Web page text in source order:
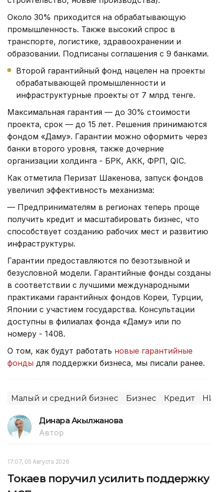
Около 30% приходится на обрабатывающую
промышленность. Также высокий спрос в
транспорте, логистике, здравоохранении и
образовании. Подписаны соглашения с 9 банками.
Второй гарантийный фонд нацелен на проекты
обрабатывающей промышленности и
инфраструктурные проекты от 7 млрд тенге.
Максимальная гарантия — до 30% стоимости
проекта, срок — до 15 лет. Решения принимаются
фондом «Даму». Гарантии можно оформить через
банки второго уровня, также дочерние
организации холдинга - БРК, АКК, ФРП, QIC.
Как отметила Перизат Шакенова, запуск фондов
увеличил эффективность механизма:
— Предпринимателям в регионах теперь проще
получить кредит и масштабировать бизнес, что
способствует созданию рабочих мест и развитию
инфраструктуры.
Гарантии предоставляются по безотзывной и
безусловной модели. Гарантийные фонды созданы
в соответствии с лучшими международными
практиками гарантийных фондов Кореи, Турции,
Японии с участием государства. Консультации
доступны в филиалах фонда «Даму» или по
номеру - 1408.
О том, как будут работать новые гарантийные
фонды для поддержки бизнеса, мы писали ранее.
Малый и средний бизнес Бизнес Кредит
Динара Акылжанова
Автор
17:07, 05 Августа 2026
Токаев поручил усилить поддержку